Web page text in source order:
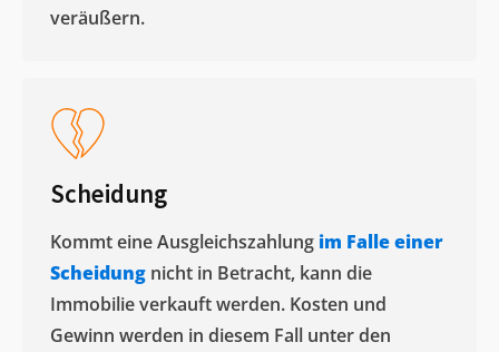
veräußern. ​
Scheidung
Kommt eine Ausgleichszahlung im Falle einer
Scheidung nicht in Betracht, kann die
Immobilie verkauft werden. Kosten und
Gewinn werden in diesem Fall unter den